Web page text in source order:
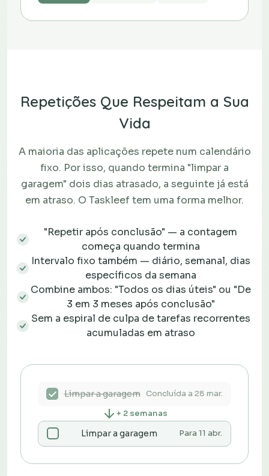
Repetições Que Respeitam a Sua
Vida
A maioria das aplicações repete num calendário
fixo. Por isso, quando termina "limpar a
garagem" dois dias atrasado, a seguinte já está
em atraso. O Taskleef tem uma forma melhor.
"Repetir após conclusão" — a contagem
começa quando termina
Intervalo fixo também — diário, semanal, dias
específicos da semana
Combine ambos: "Todos os dias úteis" ou "De
3 em 3 meses após conclusão"
Sem a espiral de culpa de tarefas recorrentes
acumuladas em atraso
Limpar a garagem Concluída a 28 mar.
+ 2 semanas
Limpar a garagem Para 11 abr.